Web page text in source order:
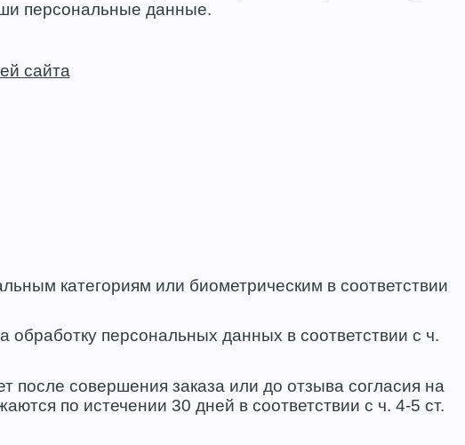
персональные данные.
сайта
категориям или биометрическим в соответствии
персональных данных в соответствии с ч.
совершения заказа или до отзыва согласия на
по истечении 30 дней в соответствии с ч. 4-5 ст.